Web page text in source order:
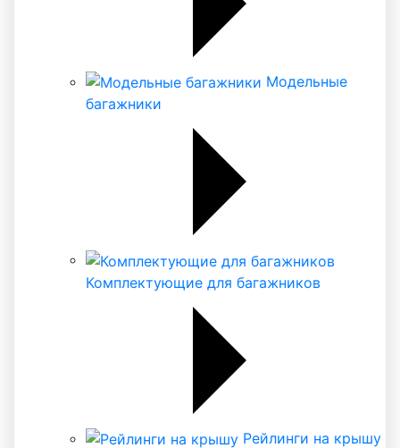
Модельные
багажники
Комплектующие для багажников
Рейлинги на крышу